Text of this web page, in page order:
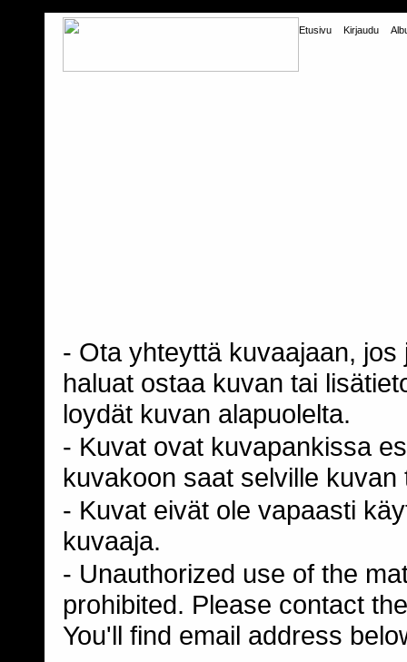
Etusivu Kirjaudu
- Ota yhteyttä kuvaajaan,
haluat ostaa kuvan tai
loydät kuvan alapuolelta.
- Kuvat ovat kuvapankissa
kuvakoon saat selville
- Kuvat eivät ole vapaasti
kuvaaja.
- Unauthorized use of the
prohibited. Please contact
You'll find email address